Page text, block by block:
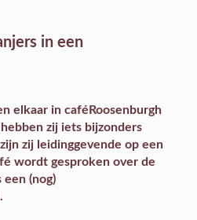
in een
elkaar in caféRoosenburgh
zij iets bijzonders
zij leidinggevende op een
wordt gesproken over de
een (nog)